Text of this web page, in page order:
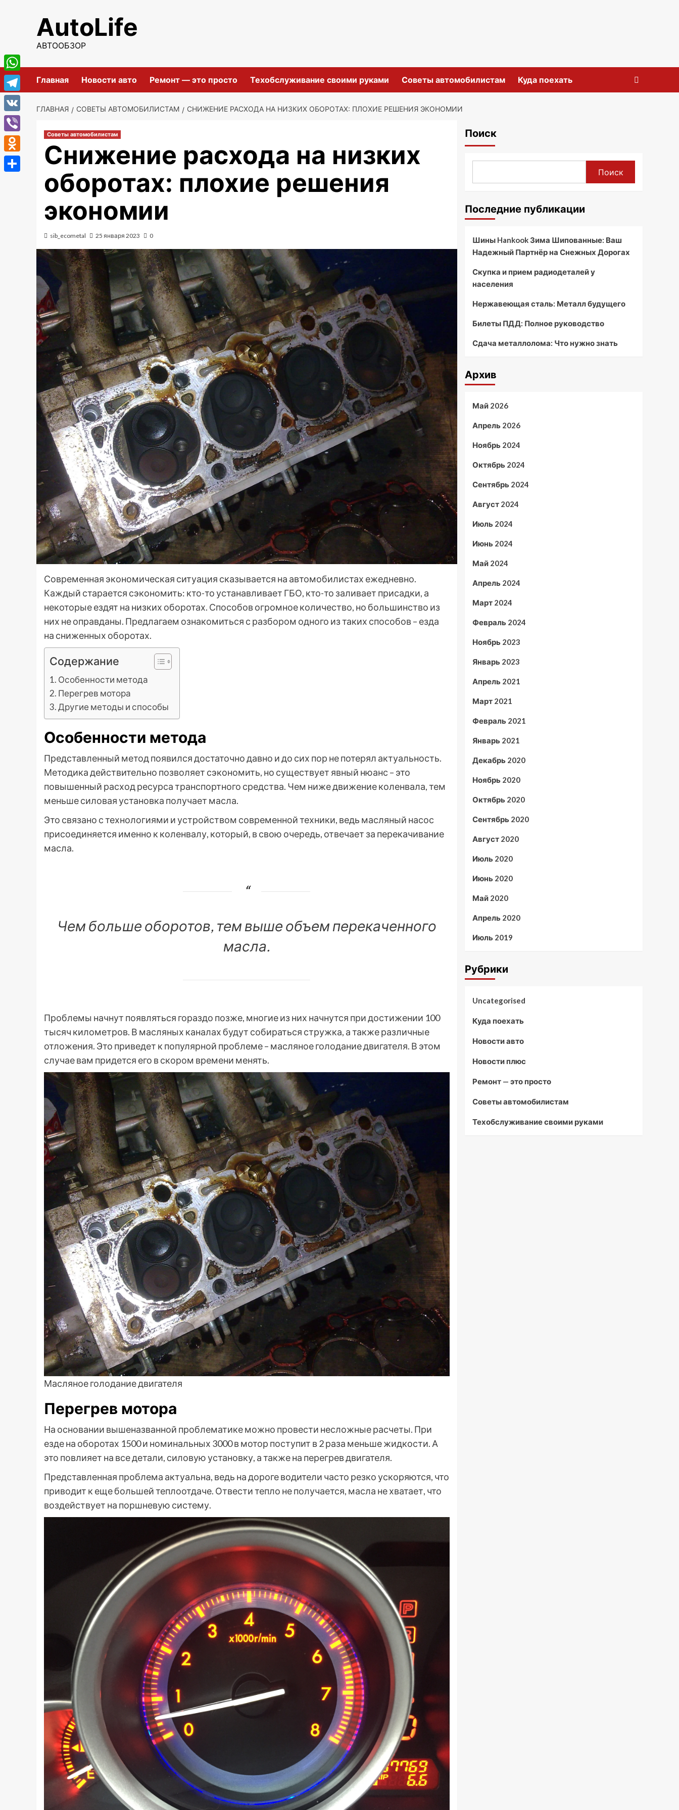
содержимомуAutoLife
АВТООБЗОР
Главная Новости авто Ремонт — это просто Техобслуживание своими руками Советы автомобилистам Куда поехать
ГЛАВНАЯ СОВЕТЫ АВТОМОБИЛИСТАМ СНИЖЕНИЕ РАСХОДА НА НИЗКИХ ОБОРОТАХ: ПЛОХИЕ РЕШЕНИЯ ЭКОНОМИИ
Советы автомобилистам
Снижение расхода на низких
оборотах: плохие решения
экономии
sib_ecometal 25 января 2023 0
Современная экономическая ситуация сказывается на автомобилистах ежедневно.
Каждый старается сэкономить: кто-то устанавливает ГБО, кто-то заливает присадки, а
некоторые ездят на низких оборотах. Способов огромное количество, но большинство из
них не оправданы. Предлагаем ознакомиться с разбором одного из таких способов – езда
на сниженных оборотах.
Содержание
Особенности метода
Перегрев мотора
Другие методы и способы
Особенности метода
Представленный метод появился достаточно давно и до сих пор не потерял актуальность.
Методика действительно позволяет сэкономить, но существует явный нюанс – это
повышенный расход ресурса транспортного средства. Чем ниже движение коленвала, тем
меньше силовая установка получает масла.
Это связано с технологиями и устройством современной техники, ведь масляный насос
присоединяется именно к коленвалу, который, в свою очередь, отвечает за перекачивание
масла.
Чем больше оборотов, тем выше объем перекаченного
масла.
Проблемы начнут появляться гораздо позже, многие из них начнутся при достижении 100
тысяч километров. В масляных каналах будут собираться стружка, а также различные
отложения. Это приведет к популярной проблеме – масляное голодание двигателя. В этом
случае вам придется его в скором времени менять.
Масляное голодание двигателя
Перегрев мотора
На основании вышеназванной проблематике можно провести несложные расчеты. При
езде на оборотах 1500 и номинальных 3000 в мотор поступит в 2 раза меньше жидкости. А
это повлияет на все детали, силовую установку, а также на перегрев двигателя.
Представленная проблема актуальна, ведь на дороге водители часто резко ускоряются, что
приводит к еще большей теплоотдаче. Отвести тепло не получается, масла не хватает, что
воздействует на поршневую систему.
Поиск
Поиск
Последние публикации
Шины Hankook Зима Шипованные: Ваш
Надежный Партнёр на Снежных Дорогах
Скупка и прием радиодеталей у
населения
Нержавеющая сталь: Металл будущего
Билеты ПДД: Полное руководство
Сдача металлолома: Что нужно знать
Архив
Май 2026
Апрель 2026
Ноябрь 2024
Октябрь 2024
Сентябрь 2024
Август 2024
Июль 2024
Июнь 2024
Май 2024
Апрель 2024
Март 2024
Февраль 2024
Ноябрь 2023
Январь 2023
Апрель 2021
Март 2021
Февраль 2021
Январь 2021
Декабрь 2020
Ноябрь 2020
Октябрь 2020
Сентябрь 2020
Август 2020
Июль 2020
Июнь 2020
Май 2020
Апрель 2020
Июль 2019
Рубрики
Uncategorised
Куда поехать
Новости авто
Новости плюс
Ремонт — это просто
Советы автомобилистам
Техобслуживание своими руками
WhatsApp
Telegram
VK
Viber
Odnoklassniki
Отправить